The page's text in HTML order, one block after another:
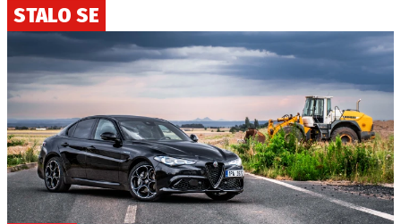
STALO SE